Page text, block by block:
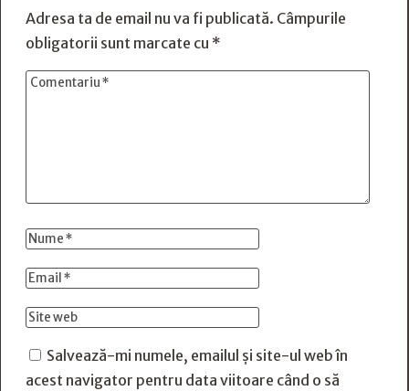
Adresa ta de email nu va fi publicată. Câmpurile
obligatorii sunt marcate cu *
Salvează-mi numele, emailul și site-ul web în
acest navigator pentru data viitoare când o să